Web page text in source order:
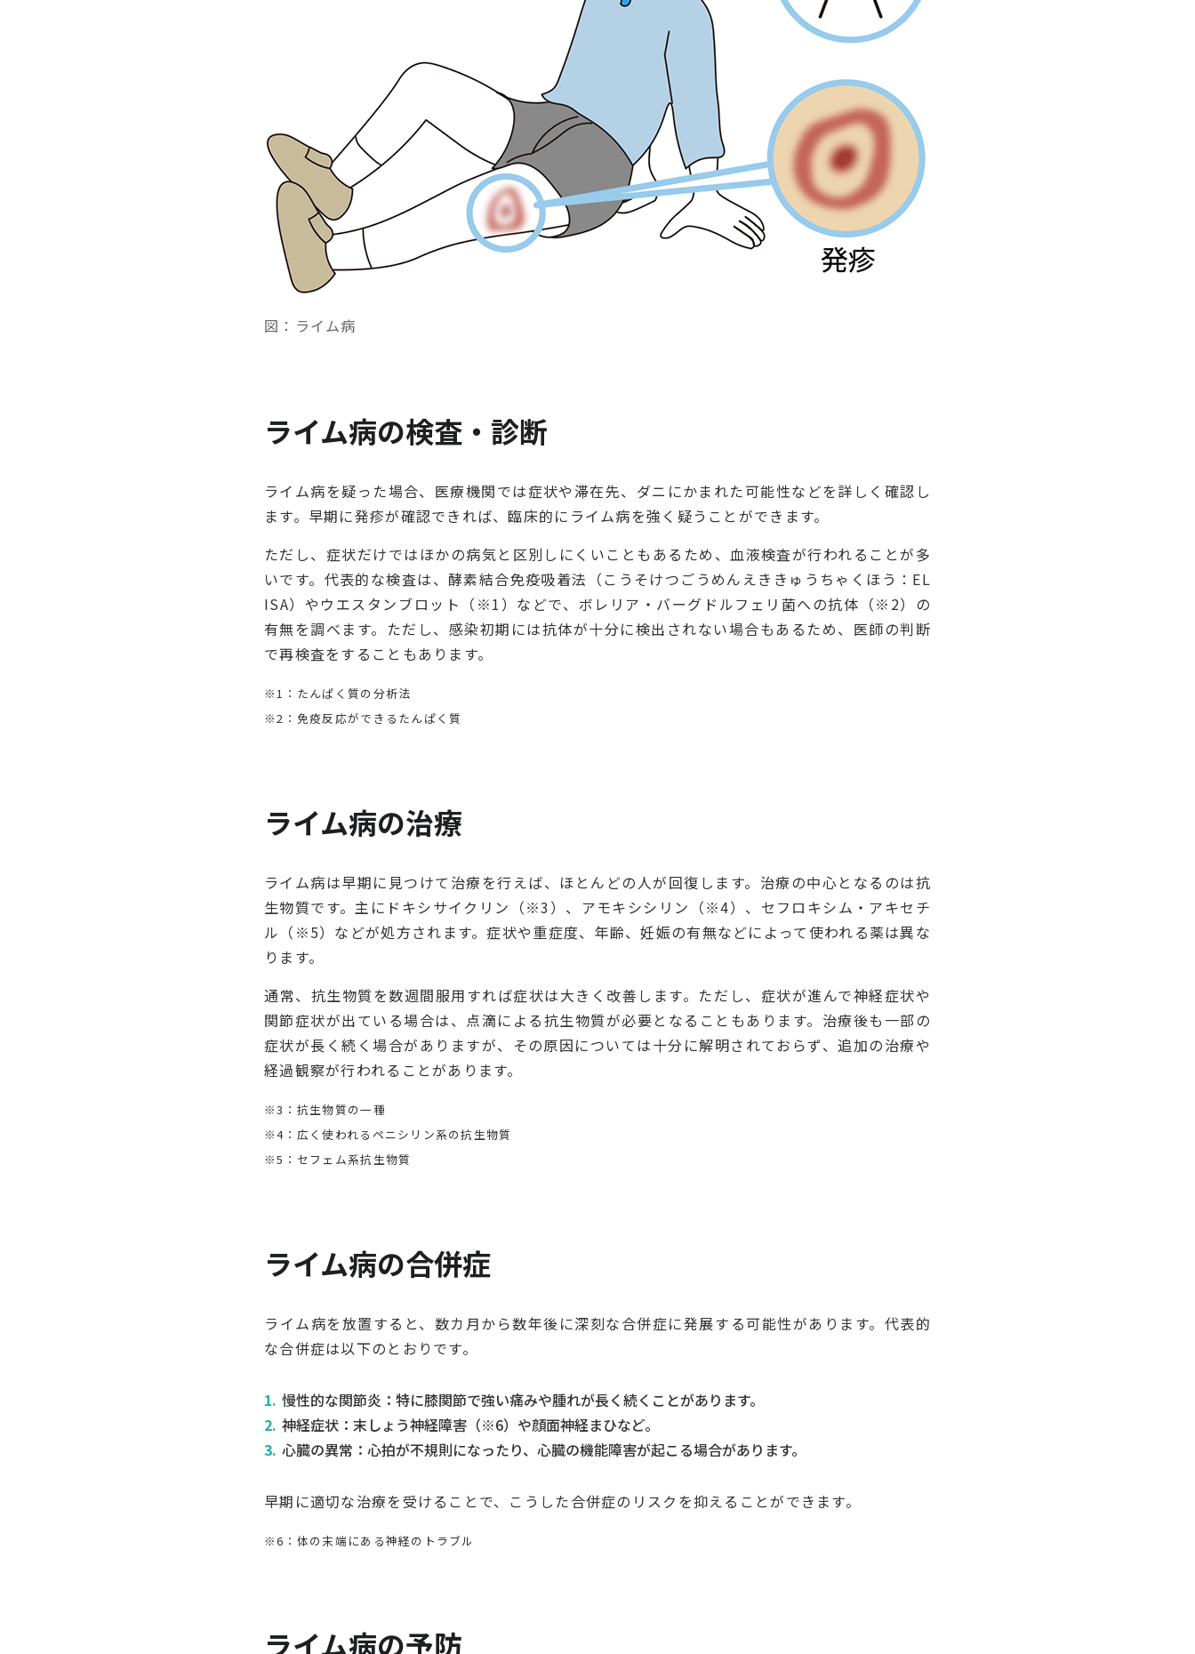
図：ライム病
ライム病の検査・診断
ライム病を疑った場合、医療機関では症状や滞在先、ダニにかまれた可能性などを詳しく確認し
ます。早期に発疹が確認できれば、臨床的にライム病を強く疑うことができます。
ただし、症状だけではほかの病気と区別しにくいこともあるため、血液検査が行われることが多
いです。代表的な検査は、酵素結合免疫吸着法（こうそけつごうめんえききゅうちゃくほう：EL
ISA）やウエスタンブロット（※1）などで、ボレリア・バーグドルフェリ菌への抗体（※2）の
有無を調べます。ただし、感染初期には抗体が十分に検出されない場合もあるため、医師の判断
で再検査をすることもあります。
※1：たんぱく質の分析法
※2：免疫反応ができるたんぱく質
ライム病の治療
ライム病は早期に見つけて治療を行えば、ほとんどの人が回復します。治療の中心となるのは抗
生物質です。主にドキシサイクリン（※3）、アモキシシリン（※4）、セフロキシム・アキセチ
ル（※5）などが処方されます。症状や重症度、年齢、妊娠の有無などによって使われる薬は異な
ります。
通常、抗生物質を数週間服用すれば症状は大きく改善します。ただし、症状が進んで神経症状や
関節症状が出ている場合は、点滴による抗生物質が必要となることもあります。治療後も一部の
症状が長く続く場合がありますが、その原因については十分に解明されておらず、追加の治療や
経過観察が行われることがあります。
※3：抗生物質の一種
※4：広く使われるペニシリン系の抗生物質
※5：セフェム系抗生物質
ライム病の合併症
ライム病を放置すると、数カ月から数年後に深刻な合併症に発展する可能性があります。代表的
な合併症は以下のとおりです。
慢性的な関節炎：特に膝関節で強い痛みや腫れが長く続くことがあります。
神経症状：末しょう神経障害（※6）や顔面神経まひなど。
心臓の異常：心拍が不規則になったり、心臓の機能障害が起こる場合があります。
早期に適切な治療を受けることで、こうした合併症のリスクを抑えることができます。
※6：体の末端にある神経のトラブル
ライム病の予防